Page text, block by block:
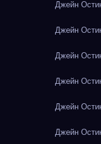
Джейн
Джейн
Джейн
Джейн
Джейн
Джейн